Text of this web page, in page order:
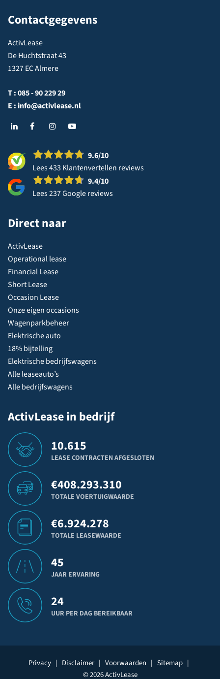
Contactgegevens
ActivLease
De Huchtstraat 43
1327 EC Almere
T :085 - 90 229 29
E : info@activlease.nl
9.6/10
Lees 433 Klantenvertellen reviews
9.4/10
Lees 237 Google reviews
Direct naar
ActivLease
Operational lease
Financial Lease
Short Lease
Occasion Lease
Onze eigen occasions
Wagenparkbeheer
Elektrische auto
18% bijtelling
Elektrische bedrijfswagens
Alle leaseauto’s
Alle bedrijfswagens
ActivLease in bedrijf
10.615
LEASE CONTRACTEN AFGESLOTEN
€408.293.310
TOTALE VOERTUIGWAARDE
€6.924.278
TOTALE LEASEWAARDE
45
JAAR ERVARING
24
UUR PER DAG BEREIKBAAR
Privacy | Disclaimer | Voorwaarden | Sitemap |
© 2026 ActivLease